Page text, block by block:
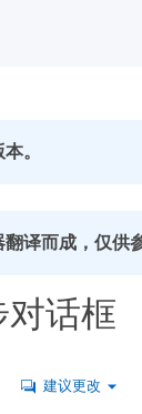
。
译而成，仅供
话框
建议更改